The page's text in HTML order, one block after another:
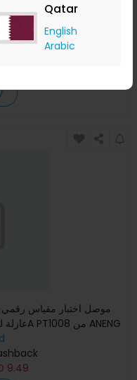
Qatar
English
Arabic
أفقية وعمودية بزاوية 360 درجة مع نصف بطارية للاستخدام الخا
موصل اختبار مقياس رقمي
9.49